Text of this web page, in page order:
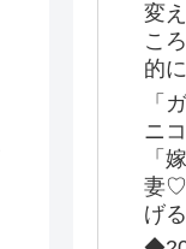
変
こ
的
「
ニ
「
妻♡
げ